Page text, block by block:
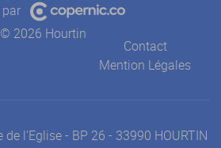
© 2026 Hourtin
Contact
Mention Légales
l'Eglise - BP 26 - 33990 HOURTIN